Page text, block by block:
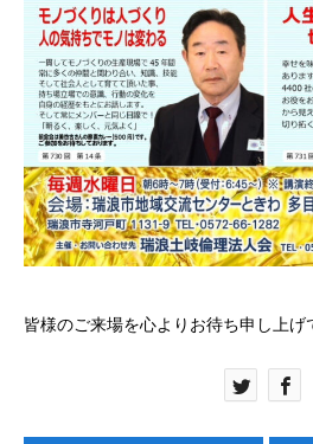
皆様のご来場を心よりお待ち申し上げ